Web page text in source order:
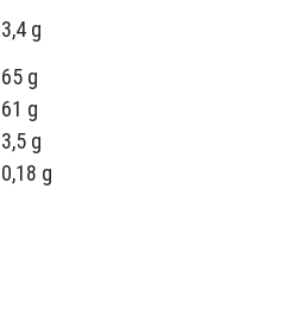
3,4 g
65 g
61 g
3,5 g
0,18 g